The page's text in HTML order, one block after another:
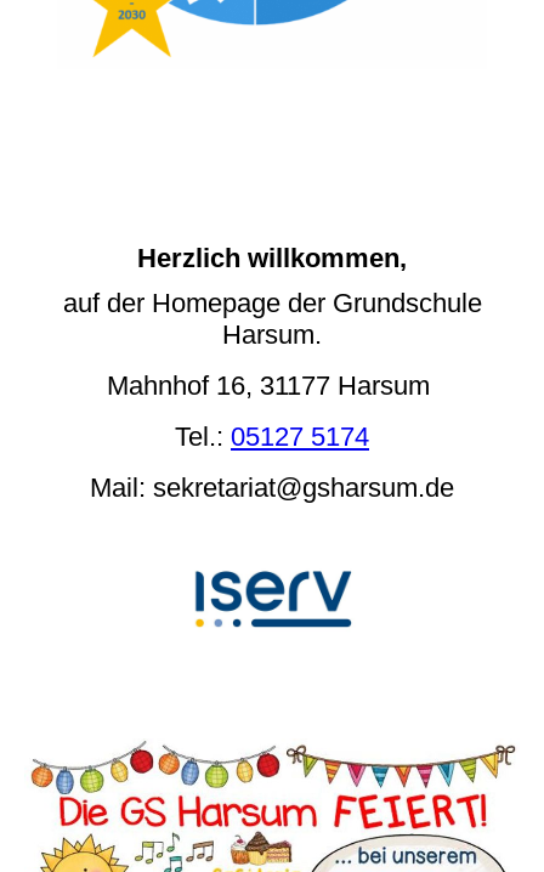
Herzlich willkommen,
auf der Homepage der Grundschule
Harsum.
Mahnhof 16, 31177 Harsum
Tel.: 05127 5174
Mail: sekretariat@gsharsum.de